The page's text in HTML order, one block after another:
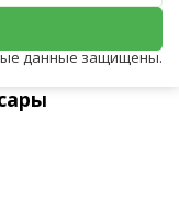
данные защищены.